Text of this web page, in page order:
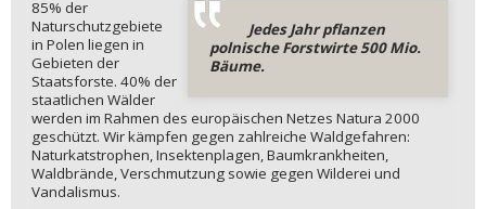
Jedes Jahr pflanzen
polnische Forstwirte 500 Mio.
Bäume.
85% der
Naturschutzgebiete
in Polen liegen in
Gebieten der
Staatsforste. 40% der
staatlichen Wälder
werden im Rahmen des europäischen Netzes Natura 2000
geschützt. Wir kämpfen gegen zahlreiche Waldgefahren:
Naturkatstrophen, Insektenplagen, Baumkrankheiten,
Waldbrände, Verschmutzung sowie gegen Wilderei und
Vandalismus.